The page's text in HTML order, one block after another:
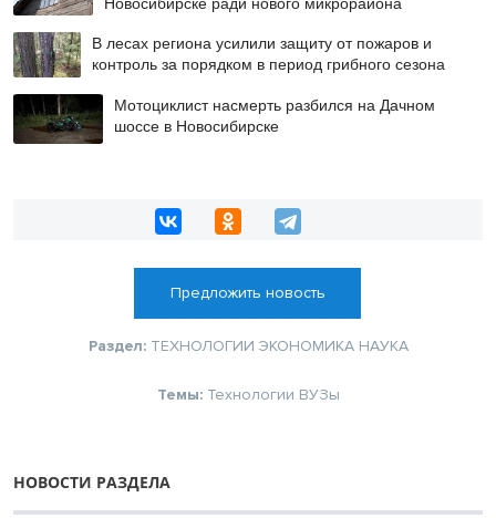
В лесах региона усилили защиту от пожаров и
контроль за порядком в период грибного сезона
Мотоциклист насмерть разбился на Дачном
шоссе в Новосибирске
Предложить новость
Раздел: ТЕХНОЛОГИИ ЭКОНОМИКА НАУКА
Темы: Технологии ВУЗы
НОВОСТИ РАЗДЕЛА